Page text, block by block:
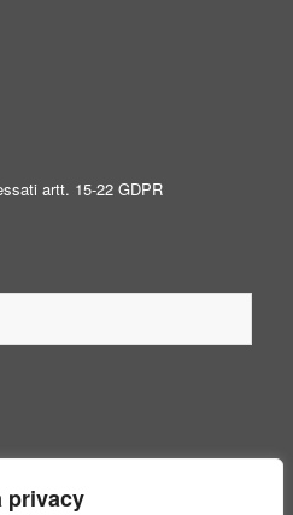
privacy
artt. 15-22 GDPR
non obbligatorio, per legge, per il